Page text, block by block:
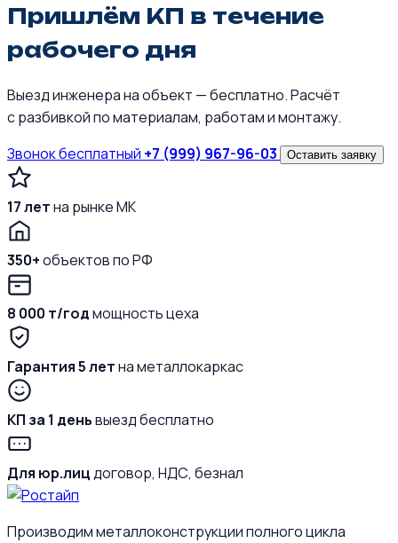
Пришлём КП в течение
рабочего дня
Выезд инженера на объект — бесплатно. Расчёт
с разбивкой по материалам, работам и монтажу.
Звонок бесплатный +7 (999) 967-96-03 Оставить заявку
17 летна рынке МК
350+объектов по РФ
8 000 т/годмощность цеха
Гарантия 5 летна металлокаркас
КП за 1 деньвыезд бесплатно
Для юр.лицдоговор, НДС, безнал
Производим металлоконструкции полного цикла